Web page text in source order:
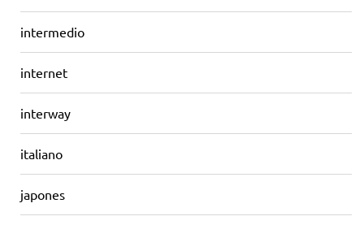
intermedio
internet
interway
italiano
japones